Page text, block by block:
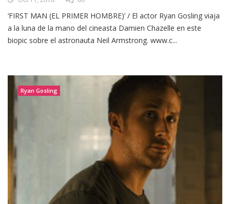
‘FIRST MAN (EL PRIMER HOMBRE)’ / El actor Ryan Gosling viaja
a la luna de la mano del cineasta Damien Chazelle en este
biopic sobre el astronauta Neil Armstrong. www.c...
Ryan Gosling